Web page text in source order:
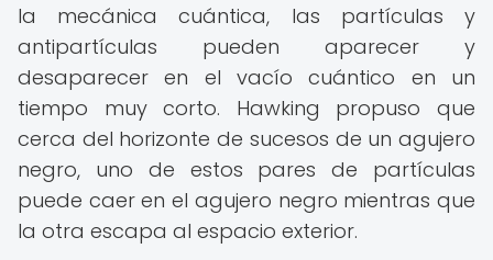
la mecánica cuántica, las partículas y
antipartículas pueden aparecer y
desaparecer en el vacío cuántico en un
tiempo muy corto. Hawking propuso que
cerca del horizonte de sucesos de un agujero
negro, uno de estos pares de partículas
puede caer en el agujero negro mientras que
la otra escapa al espacio exterior.